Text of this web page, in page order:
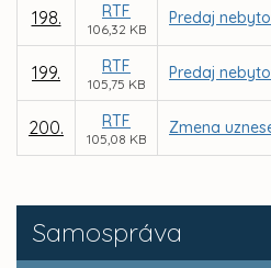
Samospráva
198. RTF
106,32 KB
Predaj
199. RTF
105,75 KB
Predaj
200. RTF
105,08 KB
Zmena